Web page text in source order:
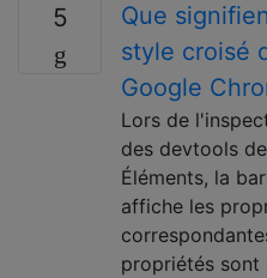
5
Que
style croisé
Google
Lors de
des devtools
Éléments, la
affiche les
propriétés sont